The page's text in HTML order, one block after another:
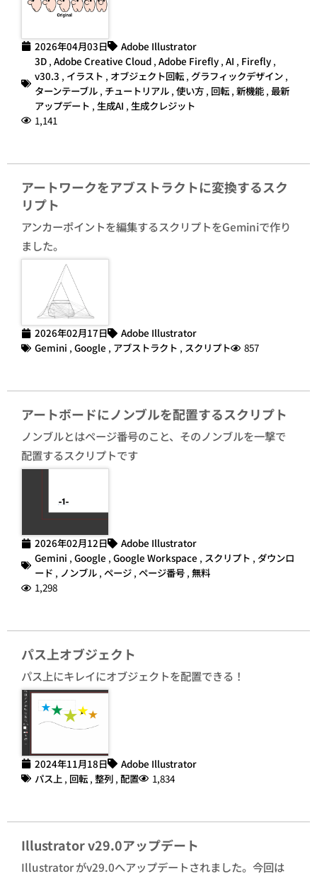
2026年04月03日
Adobe Illustrator
3D , Adobe Creative Cloud , Adobe Firefly , AI , Firefly ,
v30.3 , イラスト , オブジェクト回転 , グラフィックデザイン ,
ターンテーブル , チュートリアル , 使い方 , 回転 , 新機能 , 最新
アップデート , 生成AI , 生成クレジット
1,141
アートワークをアブストラクトに変換するスク
リプト
アンカーポイントを編集するスクリプトをGeminiで作り
ました。
2026年02月17日
Adobe Illustrator
Gemini , Google , アブストラクト , スクリプト 857
アートボードにノンブルを配置するスクリプト
ノンブルとはページ番号のこと、そのノンブルを一撃で
配置するスクリプトです
2026年02月12日
Adobe Illustrator
Gemini , Google , Google Workspace , スクリプト , ダウンロ
ード , ノンブル , ページ , ページ番号 , 無料
1,298
パス上オブジェクト
パス上にキレイにオブジェクトを配置できる！
2024年11月18日
Adobe Illustrator
パス上 , 回転 , 整列 , 配置 1,834
Illustrator v29.0アップデート
Illustrator がv29.0へアップデートされました。今回は